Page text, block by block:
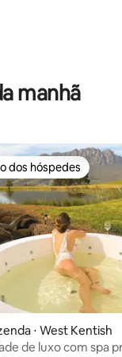
manhã
média de 5, 9
dos hóspedes
dos hóspedes
⋅ West Kentish
de luxo com spa